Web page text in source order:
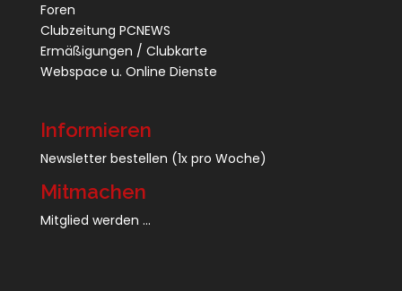
Foren
Clubzeitung PCNEWS
Ermäßigungen / Clubkarte
Webspace u. Online Dienste
Informieren
Newsletter bestellen (1x pro Woche)
Mitmachen
Mitglied werden ...